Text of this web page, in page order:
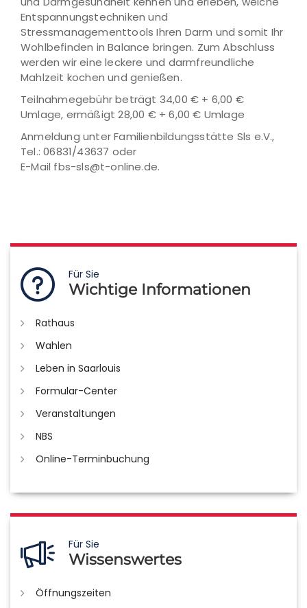
Entspannungstechniken und
Stressmanagementtools Ihren Darm und somit Ihr
Wohlbefinden in Balance bringen. Zum Abschluss
werden wir eine leckere und darmfreundliche
Mahlzeit kochen und genießen.
Teilnahmegebühr beträgt 34,00 € + 6,00 €
Umlage, ermäßigt 28,00 € + 6,00 € Umlage
Anmeldung unter Familienbildungsstätte Sls e.V.,
Tel.: 06831/43637 oder
E-Mail fbs-sls@t-online.de.
Für Sie
Wichtige Informationen
Rathaus
Wahlen
Leben in Saarlouis
Formular-Center
Veranstaltungen
NBS
Online-Terminbuchung
Für Sie
Wissenswertes
Öffnungszeiten